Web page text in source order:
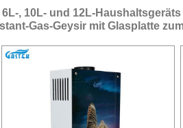
, 10L- und 12L-
Gas-Geysir mit Glasplatte